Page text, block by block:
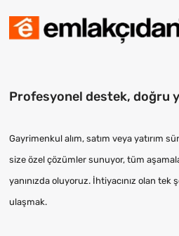
Profesyonel destek, doğru
Gayrimenkul alım, satım veya yatırım
size özel çözümler sunuyor, tüm
yanınızda oluyoruz. İhtiyacınız olan tek
ulaşmak.